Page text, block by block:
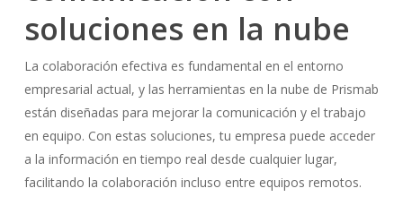
soluciones en la nube
La colaboración efectiva es fundamental en el entorno
empresarial actual, y las herramientas en la nube de Prismab
están diseñadas para mejorar la comunicación y el trabajo
en equipo. Con estas soluciones, tu empresa puede acceder
a la información en tiempo real desde cualquier lugar,
facilitando la colaboración incluso entre equipos remotos.